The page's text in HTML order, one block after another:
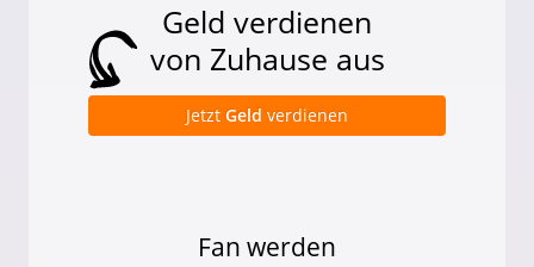
Geld verdienen
von Zuhause aus
Jetzt Geld verdienen
Fan werden